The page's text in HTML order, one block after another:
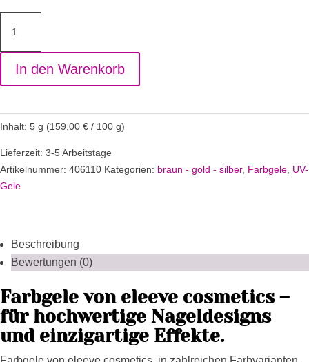
American
Brown
MengeIn den Warenkorb
Inhalt: 5 g (159,00 € / 100 g)
Lieferzeit: 3-5 Arbeitstage
Artikelnummer: 406110 Kategorien: braun - gold - silber, Farbgele UV-
Gele
Beschreibung
Bewertungen (0)
Farbgele von eleeve cosmetics –
für hochwertige Nageldesigns
und einzigartige Effekte.